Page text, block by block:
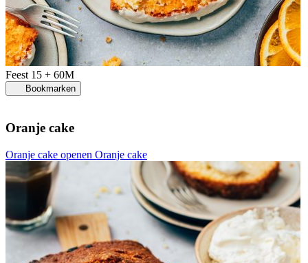
Feest 15 + 60M
Bookmarken
Oranje cake
Oranje cake openen Oranje cake